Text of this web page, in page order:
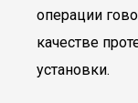
операции
качестве
установки.